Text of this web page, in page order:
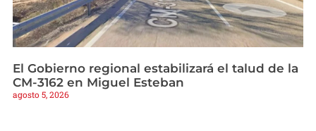
El Gobierno regional estabilizará el talud de la
CM-3162 en Miguel Esteban
agosto 5, 2026